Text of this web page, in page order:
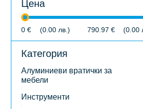
Цена
0 € (0.00 лв. ) 790.97 € (0.00
Категория
Алуминиеви вратички за
мебели
Инструменти